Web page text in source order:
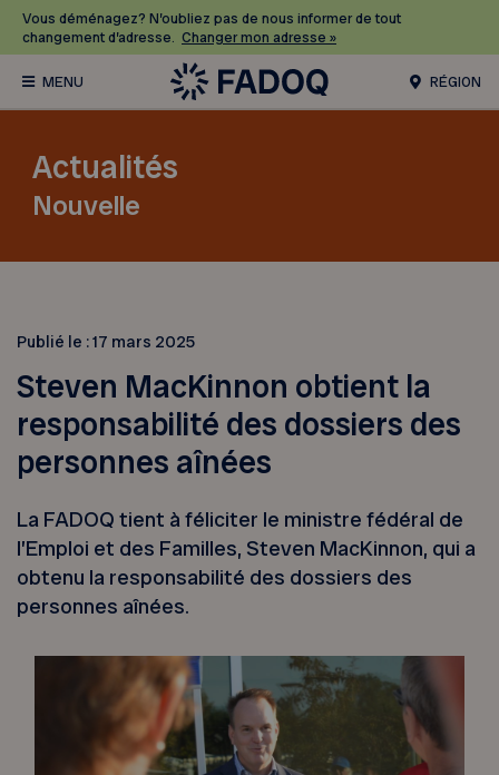
Vous déménagez? N’oubliez pas de nous informer de tout
changement d’adresse. Changer mon adresse »
RÉGION
Actualités
Nouvelle
Publié le :17 mars 2025
Steven MacKinnon obtient la
responsabilité des dossiers des
personnes aînées
La FADOQ tient à féliciter le ministre fédéral de
l’Emploi et des Familles, Steven MacKinnon, qui a
obtenu la responsabilité des dossiers des
personnes aînées.